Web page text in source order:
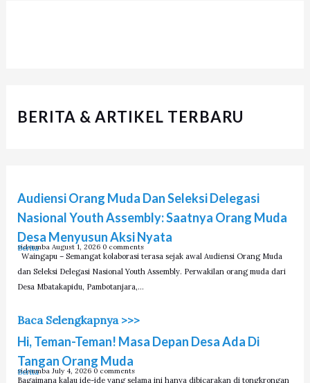
BERITA & ARTIKEL TERBARU
Audiensi Orang Muda Dan Seleksi Delegasi
Nasional Youth Assembly: Saatnya Orang Muda
Desa Menyusun Aksi Nyata
sidsumba August 1, 2026 0 comments
Berita
Waingapu – Semangat kolaborasi terasa sejak awal Audiensi Orang Muda
dan Seleksi Delegasi Nasional Youth Assembly. Perwakilan orang muda dari
Desa Mbatakapidu, Pambotanjara,…
Baca Selengkapnya >>>
Hi, Teman-Teman! Masa Depan Desa Ada Di
Tangan Orang Muda
sidsumba July 4, 2026 0 comments
Berita
Bagaimana kalau ide-ide yang selama ini hanya dibicarakan di tongkrongan
O